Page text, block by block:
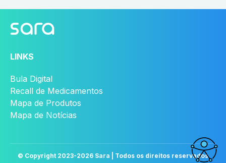
LINKS
Bula Digital
Recall de Medicamentos
Mapa de Produtos
Mapa de Notícias
© Copyright 2023-2026 Sara | Todos os direitos reservados